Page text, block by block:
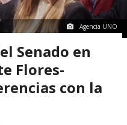
Agencia UNO
Senado en
Flores-
con la